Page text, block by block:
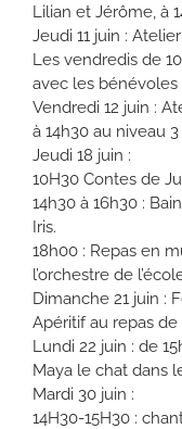
Lilian et Jérôme, à
Jeudi 11 juin :
Les vendredis de
avec les bénévoles
Vendredi 12 juin :
à 14h30 au niveau 3
Jeudi 18 juin :
10H30 Contes de
14h30 à 16h30 :
Iris.
18h00 : Repas en
l’orchestre de
Dimanche 21 juin :
Apéritif au repas
Lundi 22 juin : de
Maya le chat dans
Mardi 30 juin :
14H30-15H30 :